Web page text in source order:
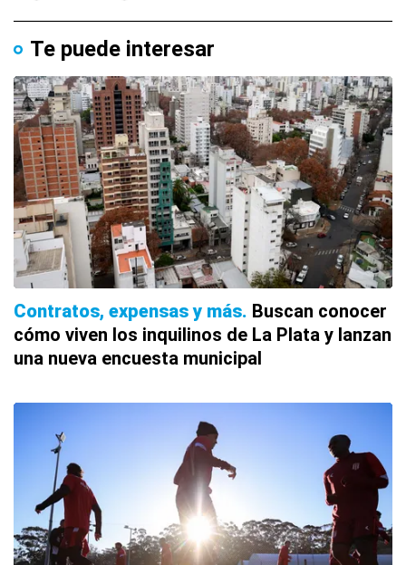
Te puede interesar
Contratos, expensas y más Buscan conocer
cómo viven los inquilinos de La Plata y lanzan
una nueva encuesta municipal